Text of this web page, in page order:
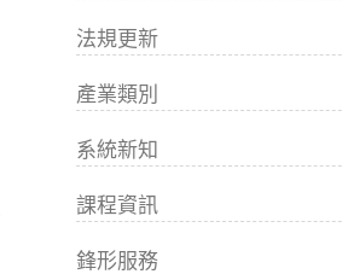
法規更新
產業類別
系統新知
課程資訊
鋒形服務